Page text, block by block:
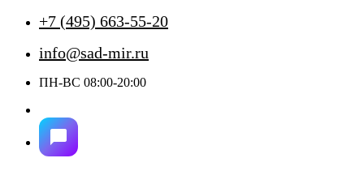
+7 (495) 663-55-20
info@sad-mir.ru
ПН-ВС 08:00-20:00